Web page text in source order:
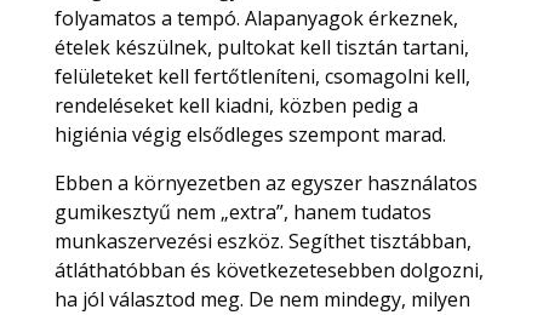
folyamatos a tempó. Alapanyagok érkeznek,
ételek készülnek, pultokat kell tisztán tartani,
felületeket kell fertőtleníteni, csomagolni kell,
rendeléseket kell kiadni, közben pedig a
higiénia végig elsődleges szempont marad.
Ebben a környezetben az egyszer használatos
gumikesztyű nem „extra”, hanem tudatos
munkaszervezési eszköz. Segíthet tisztábban,
átláthatóbban és következetesebben dolgozni,
ha jól választod meg. De nem mindegy, milyen